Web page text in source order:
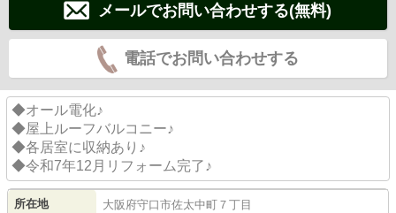
メールでお問い合わせする(無料)
電話でお問い合わせする
◆オール電化♪
◆屋上ルーフバルコニー♪
◆各居室に収納あり♪
◆令和7年12月リフォーム完了♪
所在地 大阪府守口市佐太中町 ７丁目